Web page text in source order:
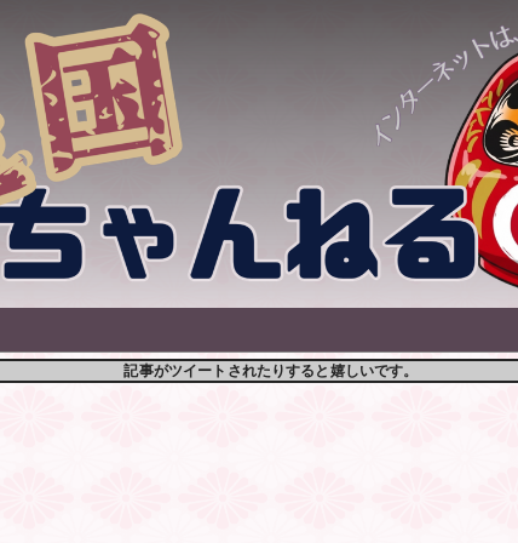
記事がツイートされたりすると嬉しいです。